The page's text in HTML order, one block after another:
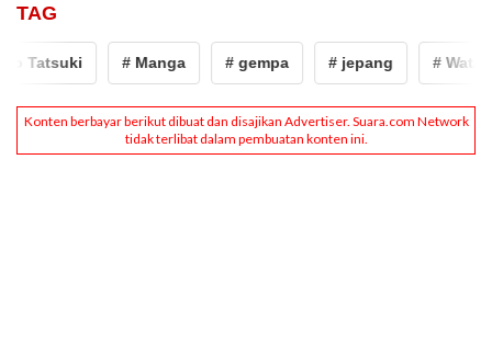
TAG
# Manga # gempa # jepang # Watashi